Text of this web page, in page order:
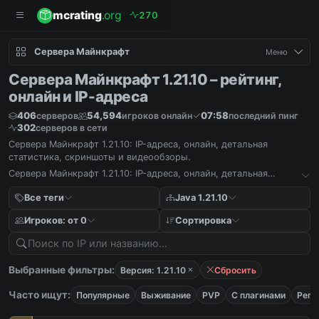
mcrating.org 270
Сервера Майнкрафт Меню
Сервера Майнкрафт 1.21.10 – рейтинг,
онлайн и IP-адреса
406серверов 54,594игроков онлайн 07:58последний пинг
302серверов в сети
Сервера Майнкрафт 1.21.10: IP-адреса, онлайн, детальная
статистика, скриншоты и видеообзоры.
Сервера Майнкрафт 1.21.10: IP-адреса, онлайн, детальная
Все теги
Java 1.21.10
Игроков: от 0 Сортировка
Выбранные фильтры: Версия: 1.21.10 Сбросить
Часто ищут: Популярные Выживание PVP С плагинами